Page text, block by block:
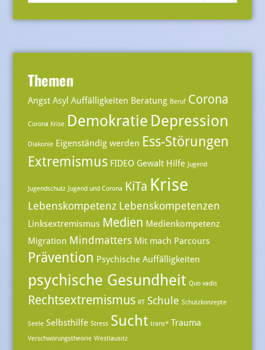
Themen
Angst Asyl Auffälligkeiten Beratung Beruf Corona
Corona Krise Demokratie Depression
Diakonie Eigenständig werden Ess-Störungen
Extremismus FIDEO Gewalt Hilfe Jugend
Jugendschutz Jugend und Corona KiTa Krise
Lebenskompetenz Lebenskompetenzen
Linksextremismus Medien Medienkompetenz
Migration Mindmatters Mit mach Parcours
Prävention Psychische Auffälligkeiten
psychische Gesundheit Quo vadis
Rechtsextremismus RT Schule Schutzkonzepte
Seele Selbsthilfe Stress Sucht trans* Trauma
Verschwörungstheorie Westlausitz